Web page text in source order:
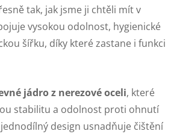
tak, jak jsme ji chtěli mít v
vysokou odolnost, hygienické
šířku, díky které zastane i funkci
jádro z nerezové oceli, které
stabilitu a odolnost proti ohnutí
design usnadňuje čištění